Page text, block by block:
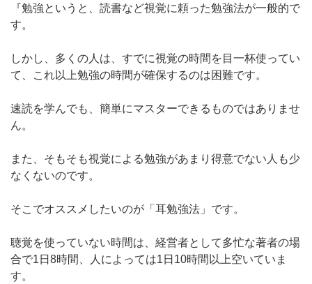
『勉強というと、読書など視覚に頼った勉強法が一般的で
す。
しかし、多くの人は、すでに視覚の時間を目一杯使ってい
て、これ以上勉強の時間が確保するのは困難です。
速読を学んでも、簡単にマスターできるものではありませ
ん。
また、そもそも視覚による勉強があまり得意でない人も少
なくないのです。
そこでオススメしたいのが「耳勉強法」です。
聴覚を使っていない時間は、経営者として多忙な著者の場
合で1日8時間、人によっては1日10時間以上空いていま
す。